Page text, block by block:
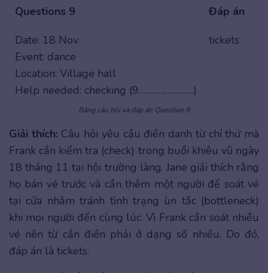
Questions 9
Đáp án
Date: 18 Nov
Event: dance
Location: Village hall
Help needed: checking (9…………………….)
tickets
Bảng câu hỏi và đáp án Question 9
Giải thích: Câu hỏi yêu cầu điền danh từ chỉ thứ mà
Frank cần kiểm tra (check) trong buổi khiêu vũ ngày
18 tháng 11 tại hội trường làng. Jane giải thích rằng
họ bán vé trước và cần thêm một người để soát vé
tại cửa nhằm tránh tình trạng ùn tắc (bottleneck)
khi mọi người đến cùng lúc. Vì Frank cần soát nhiều
vé nên từ cần điền phải ở dạng số nhiều. Do đó,
đáp án là tickets.